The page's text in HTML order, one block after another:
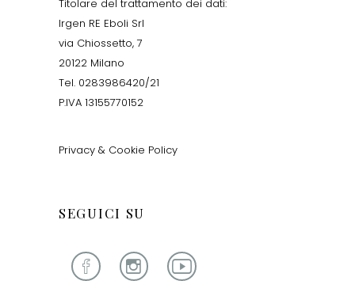
Titolare del trattamento dei dati:
Irgen RE Eboli Srl
via Chiossetto, 7
20122 Milano
Tel. 0283986420/21
P.IVA 13155770152
Privacy & Cookie Policy
SEGUICI SU